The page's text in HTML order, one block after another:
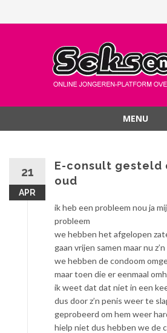
MENU
21
APR
E-consult gesteld
oud
ik heb een probleem nou ja
probleem
we hebben het afgelopen
gaan vrijen samen maar nu
we hebben de condoom
maar toen die er eenmaal
ik weet dat dat niet in een
dus door z’n penis weer te
geprobeerd om hem weer
hielp niet dus hebben we de